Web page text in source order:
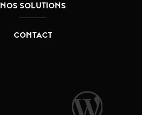
NOS SOLUTIONS
CONTACT